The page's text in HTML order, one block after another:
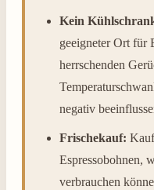
Kein
geeigneter Ort für
herrschenden
negativ
Frischekauf:
Espressobohnen,
verbrauchen